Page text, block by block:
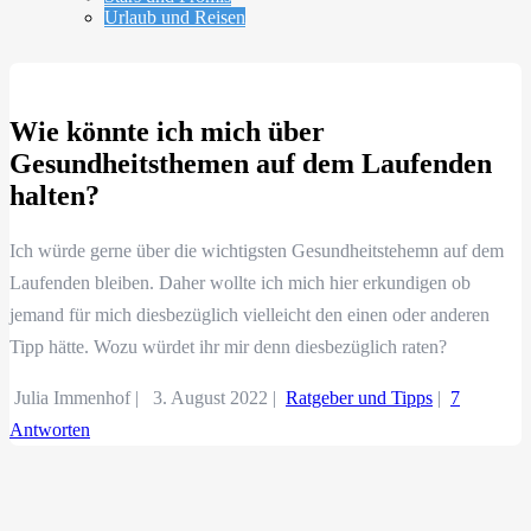
Urlaub und Reisen
Wie könnte ich mich über
Gesundheitsthemen auf dem Laufenden
halten?
Ich würde gerne über die wichtigsten Gesundheitstehemn auf dem
Laufenden bleiben. Daher wollte ich mich hier erkundigen ob
jemand für mich diesbezüglich vielleicht den einen oder anderen
Tipp hätte. Wozu würdet ihr mir denn diesbezüglich raten?
Julia Immenhof | 3. August 2022 | Ratgeber und Tipps | 7
Antworten